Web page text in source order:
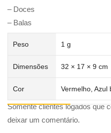
– Doces
– Balas
Peso 1 g
Dimensões 32 × 17 × 9 cm
Cor Vermelho, Azul
Somente clientes logados que
deixar um comentário.